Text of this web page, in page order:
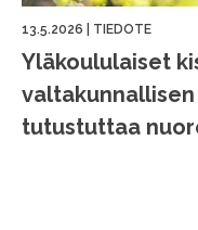
13.5.2026 TIEDOTE
Yläkoululaiset
tutustuttaa